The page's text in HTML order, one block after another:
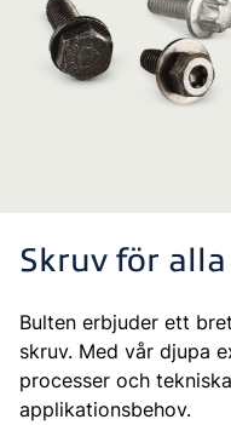
Skruv för
Bulten erbjuder ett
skruv. Med vår djupa
processer och
applikationsbehov.